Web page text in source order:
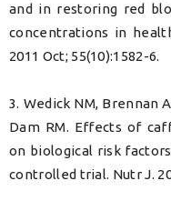
and in restoring red
concentrations in
2011 Oct; 55(10):1582-6.
3. Wedick NM, Brennan
Dam RM. Effects of
on biological risk
controlled trial. Nutr J.